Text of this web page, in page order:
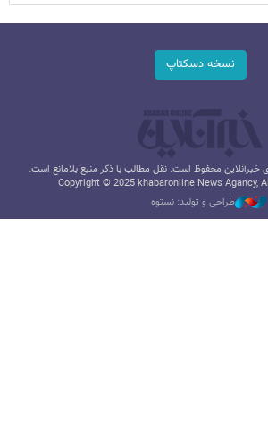
نسخه دسکتاپ
محفوظ است. نقل مطالب با ذکر منبع بلامانع است.
Copyright © 2025 khabaronline News Agancy,
طراحی و تولید: نستوه